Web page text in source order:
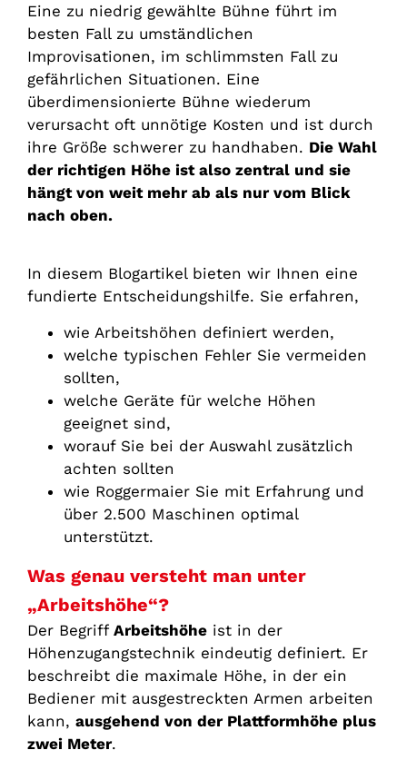
Eine zu niedrig gewählte Bühne führt im
besten Fall zu umständlichen
Improvisationen, im schlimmsten Fall zu
gefährlichen Situationen. Eine
überdimensionierte Bühne wiederum
verursacht oft unnötige Kosten und ist durch
ihre Größe schwerer zu handhaben. Die Wahl
der richtigen Höhe ist also zentral und sie
hängt von weit mehr ab als nur vom Blick
nach oben.
In diesem Blogartikel bieten wir Ihnen eine
fundierte Entscheidungshilfe. Sie erfahren,
wie Arbeitshöhen definiert werden,
welche typischen Fehler Sie vermeiden
sollten,
welche Geräte für welche Höhen
geeignet sind,
worauf Sie bei der Auswahl zusätzlich
achten sollten
wie Roggermaier Sie mit Erfahrung und
über 2.500 Maschinen optimal
unterstützt.
Was genau versteht man unter
„Arbeitshöhe“?
Der Begriff Arbeitshöhe ist in der
Höhenzugangstechnik eindeutig definiert. Er
beschreibt die maximale Höhe, in der ein
Bediener mit ausgestreckten Armen arbeiten
kann, ausgehend von der Plattformhöhe plus
zwei Meter.